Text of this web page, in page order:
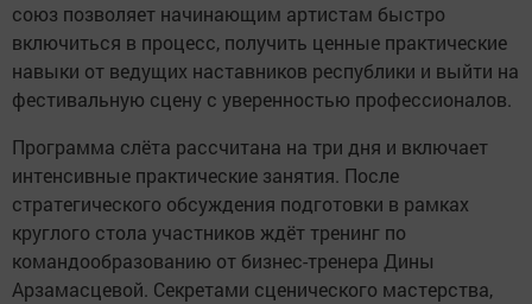
союз позволяет начинающим артистам быстро
включиться в процесс, получить ценные практические
навыки от ведущих наставников республики и выйти на
фестивальную сцену с уверенностью профессионалов.
Программа слёта рассчитана на три дня и включает
интенсивные практические занятия. После
стратегического обсуждения подготовки в рамках
круглого стола участников ждёт тренинг по
командообразованию от бизнес-тренера Дины
Арзамасцевой. Секретами сценического мастерства,